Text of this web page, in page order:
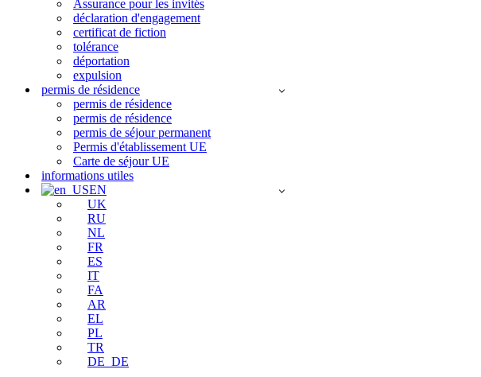
Assurance pour les invités
déclaration d'engagement
certificat de fiction
tolérance
déportation
expulsion
permis de résidence
permis de résidence
permis de résidence
permis de séjour permanent
Permis d'établissement UE
Carte de séjour UE
informations utiles
EN
UK
RU
NL
FR
ES
IT
FA
AR
EL
PL
TR
DE_DE